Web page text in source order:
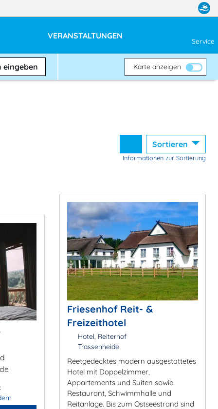
VERANSTALTUNGEN
Service
eingeben Karte anzeigen
Sortieren
Informationen zur Sortierung
Friesenhof Reit- &
Freizeithotel
Hotel, Reiterhof
Trassenheide
Reetgedecktes modern ausgestattetes
Hotel mit Doppelzimmer,
Appartements und Suiten sowie
Restaurant, Schwimmhalle und
Reitanlage. Bis zum Ostseestrand sind